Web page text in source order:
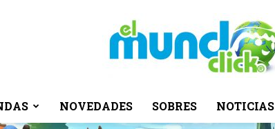
El
NOVEDADES SOBRES NOTICIAS